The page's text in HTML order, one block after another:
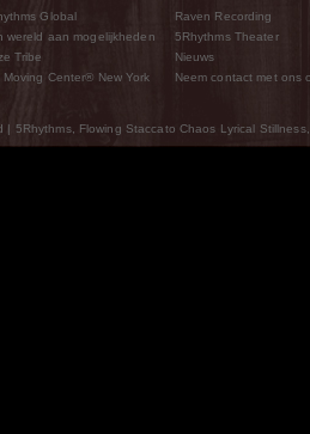
Global
wereld aan mogelijkheden
Tribe
Moving Center® New York
Raven Recording
5Rhythms Theater
Nieuws
Neem contact met ons
| 5Rhythms, Flowing Staccato Chaos Lyrical